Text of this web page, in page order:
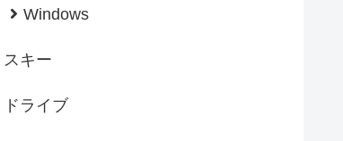
Windows
スキー
ドライブ